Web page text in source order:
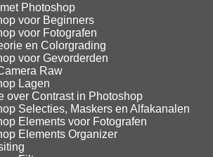
Photoshop
voor Beginners
voor Fotografen
en Colorgrading
voor Gevorderden
Raw
Lagen
over Contrast in Photoshop
Selecties, Maskers en Alfakanalen
Elements voor Fotografen
Elements Organizer